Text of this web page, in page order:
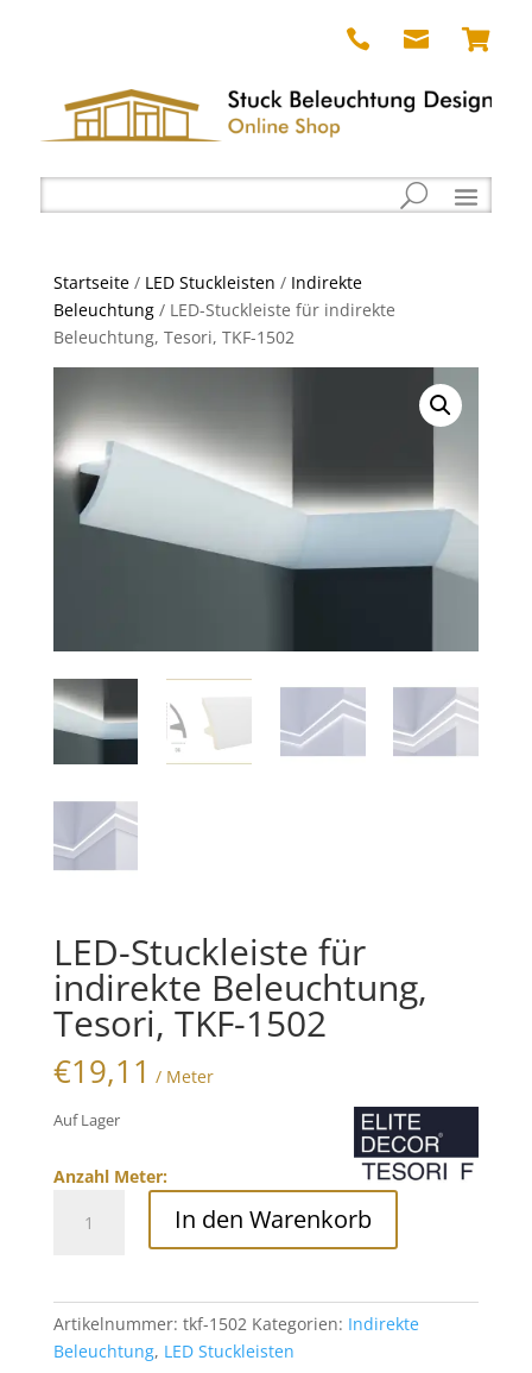
  
Startseite/ LED Stuckleisten / Indirekte
Beleuchtung/ LED-Stuckleiste für indirekte
Beleuchtung, Tesori, TKF-1502
LED-Stuckleiste für
indirekte Beleuchtung,
Tesori, TKF-1502
€19,11 / Meter
Auf Lager
Anzahl Meter:
Stuckleiste
In den Warenkorb
Artikelnummer: tkf-1502 Kategorien: Indirekte
Beleuchtung, LED Stuckleisten